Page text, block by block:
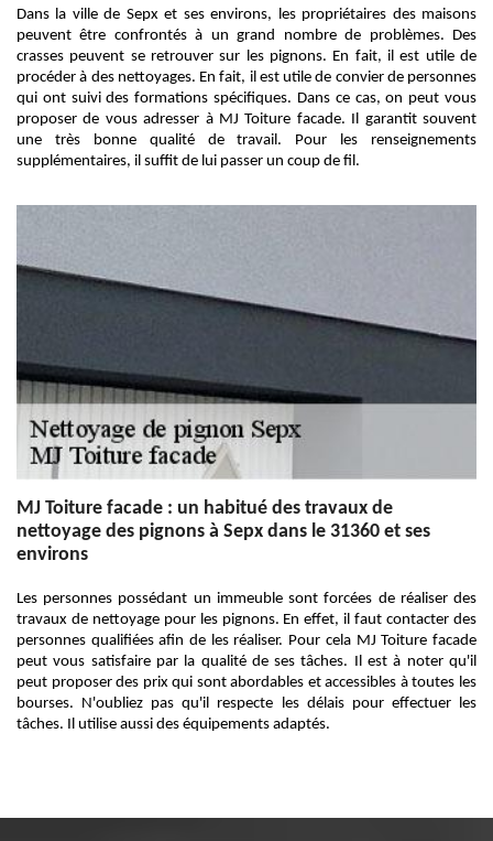
Dans la ville de Sepx et ses environs, les propriétaires des maisons
peuvent être confrontés à un grand nombre de problèmes. Des
crasses peuvent se retrouver sur les pignons. En fait, il est utile de
procéder à des nettoyages. En fait, il est utile de convier de personnes
qui ont suivi des formations spécifiques. Dans ce cas, on peut vous
proposer de vous adresser à MJ Toiture facade. Il garantit souvent
une très bonne qualité de travail. Pour les renseignements
supplémentaires, il suffit de lui passer un coup de fil.
MJ Toiture facade : un habitué des travaux de
nettoyage des pignons à Sepx dans le 31360 et ses
environs
Les personnes possédant un immeuble sont forcées de réaliser des
travaux de nettoyage pour les pignons. En effet, il faut contacter des
personnes qualifiées afin de les réaliser. Pour cela MJ Toiture facade
peut vous satisfaire par la qualité de ses tâches. Il est à noter qu'il
peut proposer des prix qui sont abordables et accessibles à toutes les
bourses. N'oubliez pas qu'il respecte les délais pour effectuer les
tâches. Il utilise aussi des équipements adaptés.